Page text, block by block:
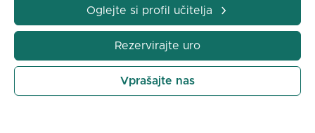
Oglejte si profil učitelja
Rezervirajte uro
Vprašajte nas